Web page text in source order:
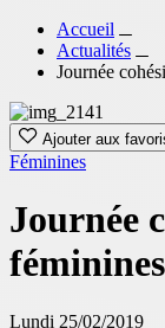
Accueil
Actualités
Journée
Ajouter aux
Féminines
Journée
Lundi 25/02/2019